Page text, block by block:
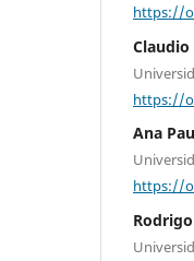
https://
Claudio
https://
Ana
https://